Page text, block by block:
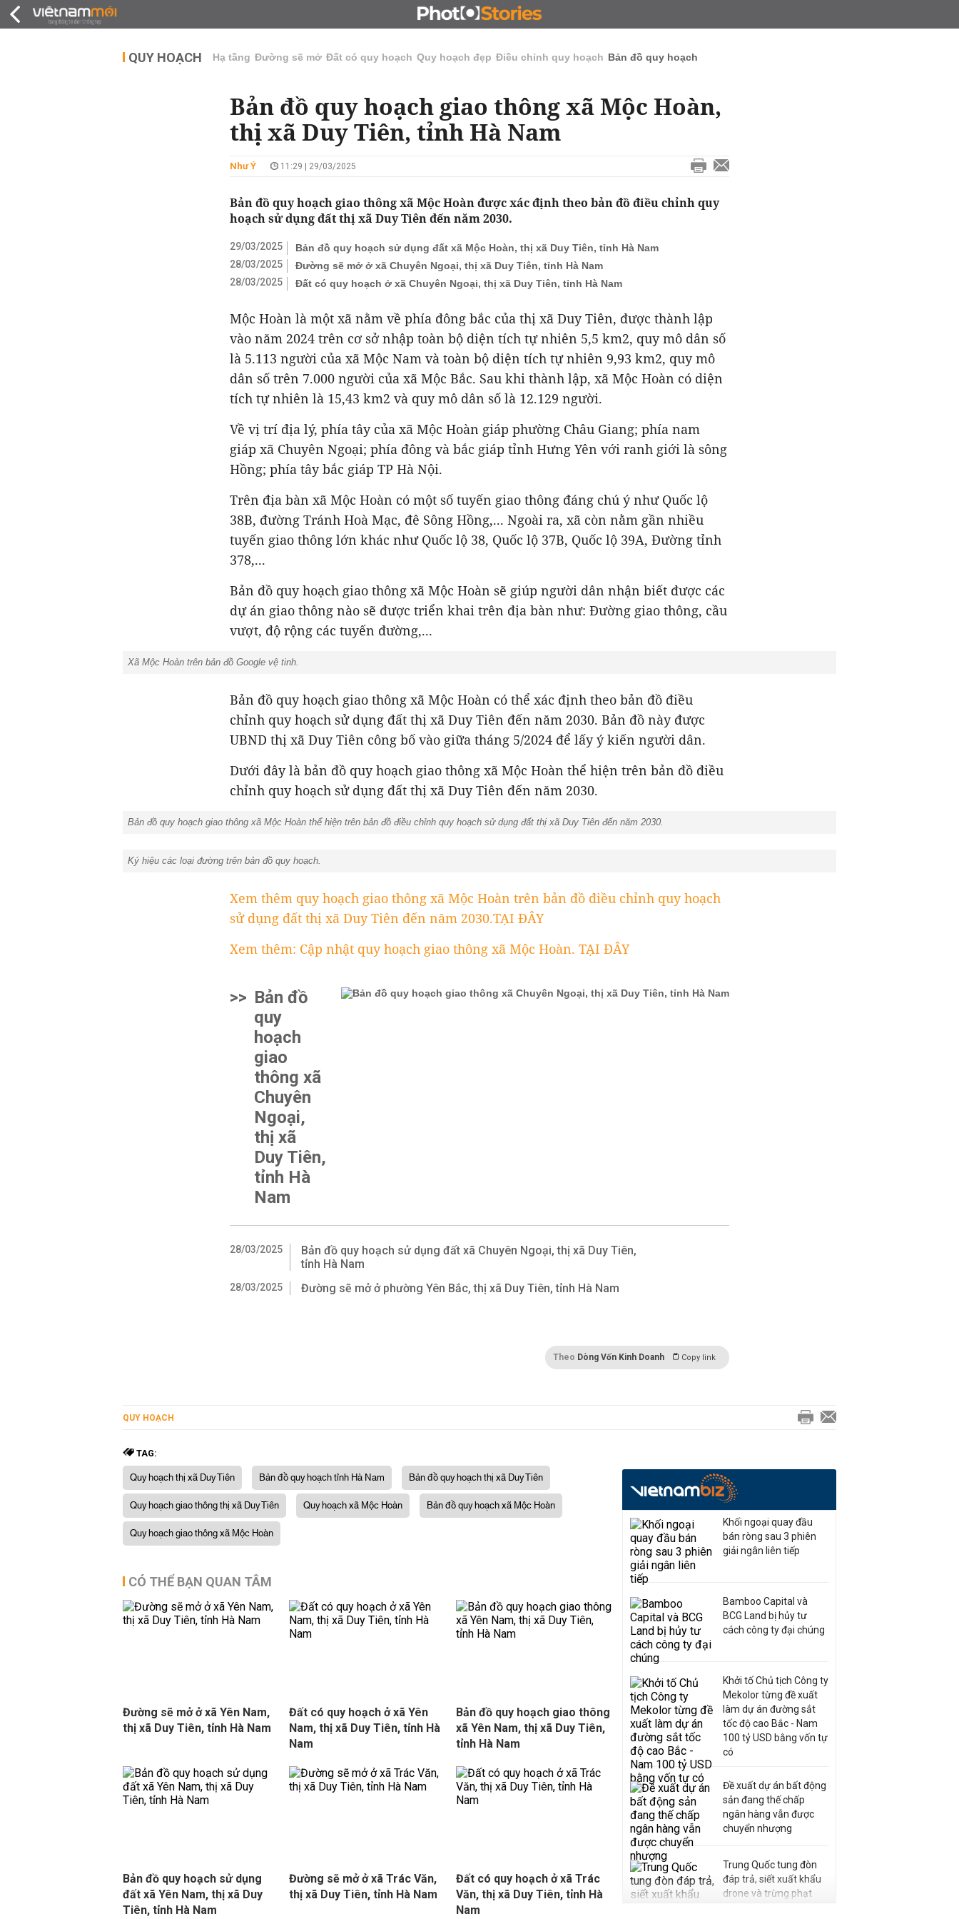
ĐẤU GIÁ - ĐẤU THẦU KINH DOANH
QUY HOẠCH Hạ tầng Đường sẽ mở Đất có quy hoạch Quy hoạch đẹp Điều chỉnh quy hoạch Bản đồ quy hoạch
Bản đồ quy hoạch giao thông xã Mộc Hoàn,
thị xã Duy Tiên, tỉnh Hà Nam
Như Ý 11:29 | 29/03/2025
Bản đồ quy hoạch giao thông xã Mộc Hoàn được xác định theo bản đồ điều chỉnh quy
hoạch sử dụng đất thị xã Duy Tiên đến năm 2030.
29/03/2025
Bản đồ quy hoạch sử dụng đất xã Mộc Hoàn, thị xã Duy Tiên, tỉnh Hà Nam
28/03/2025
Đường sẽ mở ở xã Chuyên Ngoại, thị xã Duy Tiên, tỉnh Hà Nam
28/03/2025
Đất có quy hoạch ở xã Chuyên Ngoại, thị xã Duy Tiên, tỉnh Hà Nam
Mộc Hoàn là một xã nằm về phía đông bắc của thị xã Duy Tiên, được thành lập
vào năm 2024 trên cơ sở nhập toàn bộ diện tích tự nhiên 5,5 km2, quy mô dân số
là 5.113 người của xã Mộc Nam và toàn bộ diện tích tự nhiên 9,93 km2, quy mô
dân số trên 7.000 người của xã Mộc Bắc. Sau khi thành lập, xã Mộc Hoàn có diện
tích tự nhiên là 15,43 km2 và quy mô dân số là 12.129 người.
Về vị trí địa lý, phía tây của xã Mộc Hoàn giáp phường Châu Giang; phía nam
giáp xã Chuyên Ngoại; phía đông và bắc giáp tỉnh Hưng Yên với ranh giới là sông
Hồng; phía tây bắc giáp TP Hà Nội.
Trên địa bàn xã Mộc Hoàn có một số tuyến giao thông đáng chú ý như Quốc lộ
38B, đường Tránh Hoà Mạc, đê Sông Hồng,... Ngoài ra, xã còn nằm gần nhiều
tuyến giao thông lớn khác như Quốc lộ 38, Quốc lộ 37B, Quốc lộ 39A, Đường tỉnh
378,...
Bản đồ quy hoạch giao thông xã Mộc Hoàn sẽ giúp người dân nhận biết được các
dự án giao thông nào sẽ được triển khai trên địa bàn như: Đường giao thông, cầu
vượt, độ rộng các tuyến đường,...
Xã Mộc Hoàn trên bản đồ Google vệ tinh.
Bản đồ quy hoạch giao thông xã Mộc Hoàn có thể xác định theo bản đồ điều
chỉnh quy hoạch sử dụng đất thị xã Duy Tiên đến năm 2030. Bản đồ này được
UBND thị xã Duy Tiên công bố vào giữa tháng 5/2024 để lấy ý kiến người dân.
Dưới đây là bản đồ quy hoạch giao thông xã Mộc Hoàn thể hiện trên bản đồ điều
chỉnh quy hoạch sử dụng đất thị xã Duy Tiên đến năm 2030.
Bản đồ quy hoạch giao thông xã Mộc Hoàn thể hiện trên bản đồ điều chỉnh quy hoạch sử dụng đất thị xã Duy Tiên đến năm 2030.
Ký hiệu các loại đường trên bản đồ quy hoạch.
Xem thêm quy hoạch giao thông xã Mộc Hoàn trên bản đồ điều chỉnh quy hoạch
sử dụng đất thị xã Duy Tiên đến năm 2030.TẠI ĐÂY
Xem thêm: Cập nhật quy hoạch giao thông xã Mộc Hoàn. TẠI ĐÂY
>> Bản đồ
quy
hoạch
giao
thông xã
Chuyên
Ngoại,
thị xã
Duy Tiên,
tỉnh Hà
Nam
28/03/2025
Bản đồ quy hoạch sử dụng đất xã Chuyên Ngoại, thị xã Duy Tiên,
tỉnh Hà Nam
28/03/2025 Đường sẽ mở ở phường Yên Bắc, thị xã Duy Tiên, tỉnh Hà Nam
Theo Dòng Vốn Kinh Doanh Copy link
QUY HOẠCH
TAG:
Quy hoạch thị xã Duy Tiên Bản đồ quy hoạch tỉnh Hà Nam
Bản đồ quy hoạch thị xã Duy Tiên
Quy hoạch giao thông thị xã Duy Tiên
Quy hoạch xã Mộc Hoàn
Bản đồ quy hoạch xã Mộc Hoàn
Quy hoạch giao thông xã Mộc Hoàn
CÓ THỂ BẠN QUAN TÂM
Đường sẽ mở ở xã Yên Nam,
thị xã Duy Tiên, tỉnh Hà Nam
Đất có quy hoạch ở xã Yên
Nam, thị xã Duy Tiên, tỉnh Hà
Nam
Bản đồ quy hoạch giao thông
xã Yên Nam, thị xã Duy Tiên,
tỉnh Hà Nam
Bản đồ quy hoạch sử dụng
đất xã Yên Nam, thị xã Duy
Tiên, tỉnh Hà Nam
Đường sẽ mở ở xã Trác Văn,
thị xã Duy Tiên, tỉnh Hà Nam
Đất có quy hoạch ở xã Trác
Văn, thị xã Duy Tiên, tỉnh Hà
Nam
Khối ngoại quay đầu
bán ròng sau 3 phiên
giải ngân liên tiếp
Bamboo Capital và
BCG Land bị hủy tư
cách công ty đại chúng
Khởi tố Chủ tịch Công ty
Mekolor từng đề xuất
làm dự án đường sắt
tốc độ cao Bắc - Nam
100 tỷ USD bằng vốn tự
có
Đề xuất dự án bất động
sản đang thế chấp
ngân hàng vẫn được
chuyển nhượng
Trung Quốc tung đòn
đáp trả, siết xuất khẩu
drone và trừng phạt